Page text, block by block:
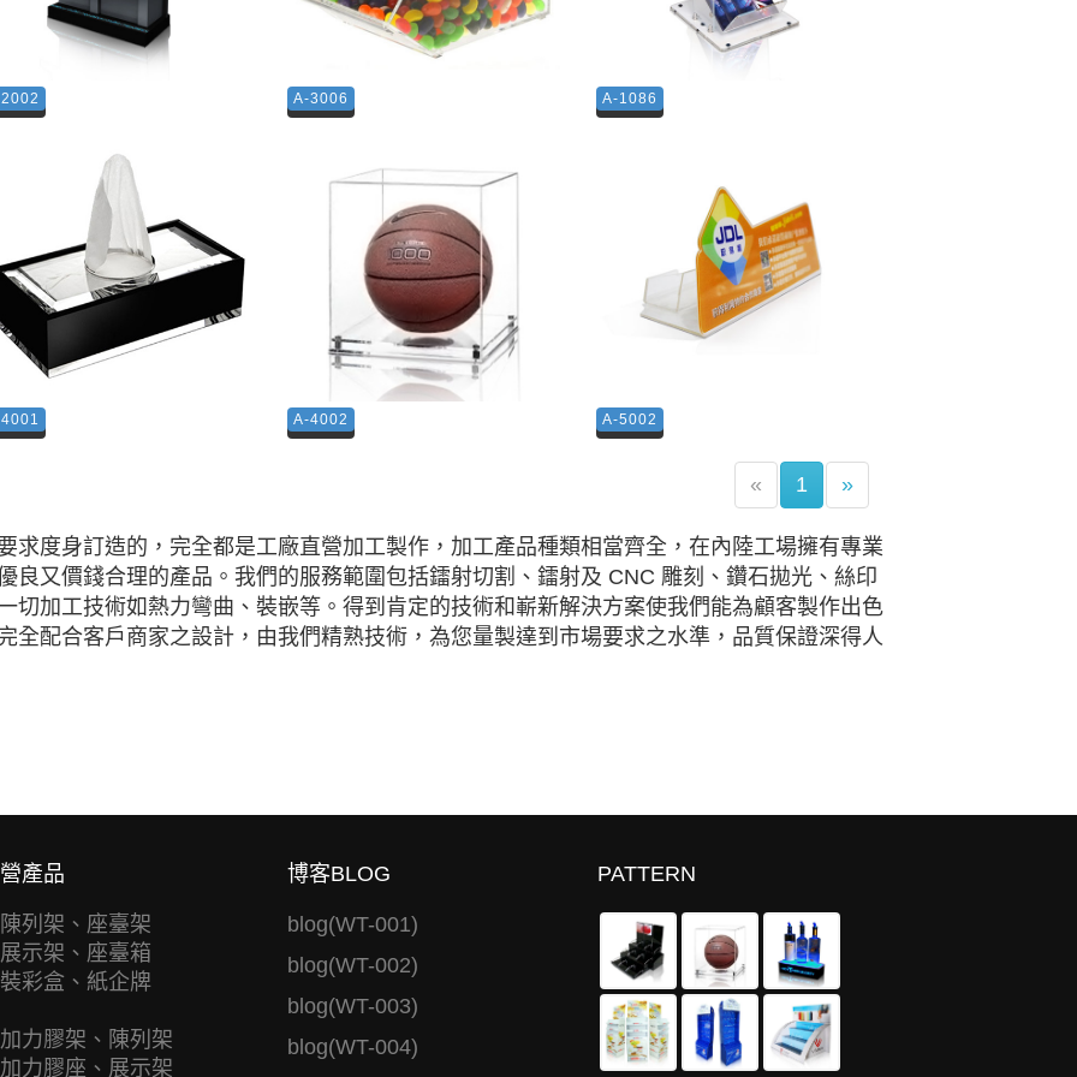
A-3006 A-1086
A-4002 A-5002
« 1 (current)
»
求度身訂造的，完全都是工廠直營加工製作，加工產品種類相當齊全，在內陸工場擁有專業
良又價錢合理的產品。我們的服務範圍包括鐳射切割、鐳射及 CNC 雕刻、鑽石拋光、絲印
切加工技術如熱力彎曲、裝嵌等。得到肯定的技術和嶄新解決方案使我們能為顧客製作出色
全配合客戶商家之設計，由我們精熟技術，為您量製達到市場要求之水準，品質保證深得人
產品
列架、座臺架
示架、座臺箱
彩盒、紙企牌
力膠架、陳列架
力膠座、展示架
博客BLOG
blog(WT-001)
blog(WT-002)
blog(WT-003)
blog(WT-004)
PATTERN